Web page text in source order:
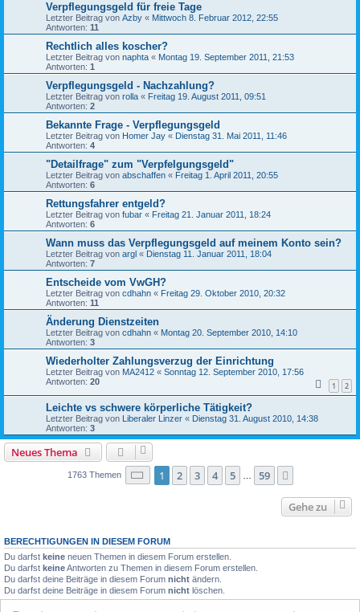
Verpflegungsgeld für freie Tage
Letzter Beitrag von Azby « Mittwoch 8. Februar 2012, 22:55
Antworten: 11
Rechtlich alles koscher?
Letzter Beitrag von naphta « Montag 19. September 2011, 21:53
Antworten: 1
Verpflegungsgeld - Nachzahlung?
Letzter Beitrag von rolla « Freitag 19. August 2011, 09:51
Antworten: 2
Bekannte Frage - Verpflegungsgeld
Letzter Beitrag von Homer Jay « Dienstag 31. Mai 2011, 11:46
Antworten: 4
"Detailfrage" zum "Verpfelgungsgeld"
Letzter Beitrag von abschaffen « Freitag 1. April 2011, 20:55
Antworten: 6
Rettungsfahrer entgeld?
Letzter Beitrag von fubar « Freitag 21. Januar 2011, 18:24
Antworten: 6
Wann muss das Verpflegungsgeld auf meinem Konto sein?
Letzter Beitrag von argl « Dienstag 11. Januar 2011, 18:04
Antworten: 7
Entscheide vom VwGH?
Letzter Beitrag von cdhahn « Freitag 29. Oktober 2010, 20:32
Antworten: 11
Änderung Dienstzeiten
Letzter Beitrag von cdhahn « Montag 20. September 2010, 14:10
Antworten: 3
Wiederholter Zahlungsverzug der Einrichtung
Letzter Beitrag von MA2412 « Sonntag 12. September 2010, 17:56
Antworten: 20 1 2
Leichte vs schwere körperliche Tätigkeit?
Letzter Beitrag von Liberaler Linzer « Dienstag 31. August 2010, 14:38
Antworten: 3
Neues Thema
1763 Themen Seite 1von 59
1 2 3 4 5 59
Gehe zu
BERECHTIGUNGEN IN DIESEM FORUM
Du darfst keine neuen Themen in diesem Forum erstellen.
Du darfst keineAntworten zu Themen in diesem Forum erstellen.
Du darfst deine Beiträge in diesem Forum nicht ändern.
Du darfst deine Beiträge in diesem Forum nicht löschen.